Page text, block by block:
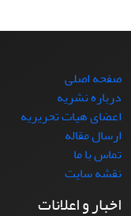
صفحه اصلی
درباره نشریه
اعضای هیات تحریریه
ارسال مقاله
تماس با ما
نقشه سایت
اخبار و اعلانات